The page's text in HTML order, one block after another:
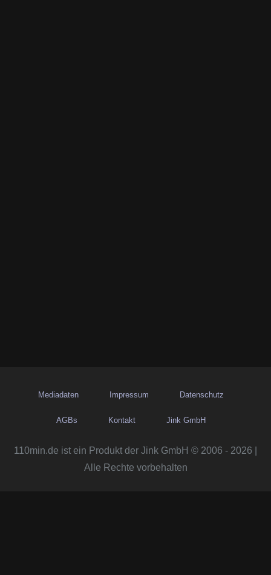
Mediadaten Impressum Datenschutz
AGBs Kontakt Jink GmbH
110min.de ist ein Produkt der Jink GmbH © 2006 - 2026 |
Alle Rechte vorbehalten